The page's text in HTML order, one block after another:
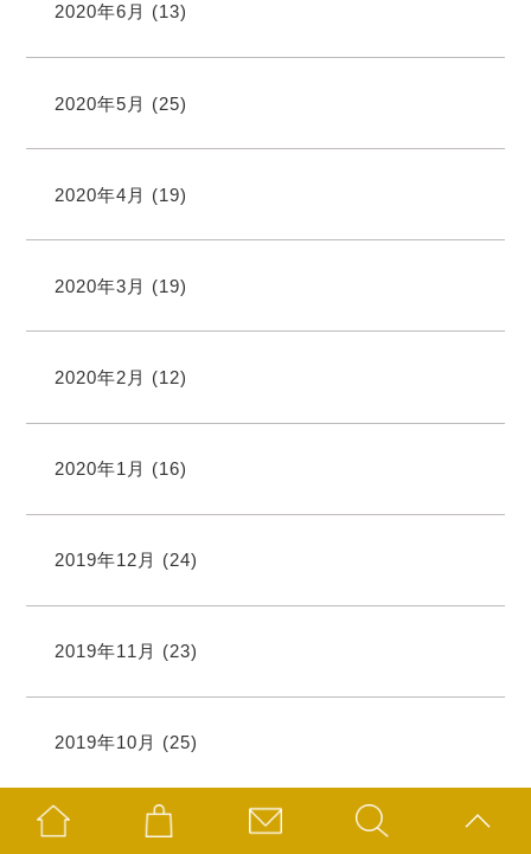
2020年6月 (13)
2020年5月 (25)
2020年4月 (19)
2020年3月 (19)
2020年2月 (12)
2020年1月 (16)
2019年12月 (24)
2019年11月 (23)
2019年10月 (25)
2019年9月(21)